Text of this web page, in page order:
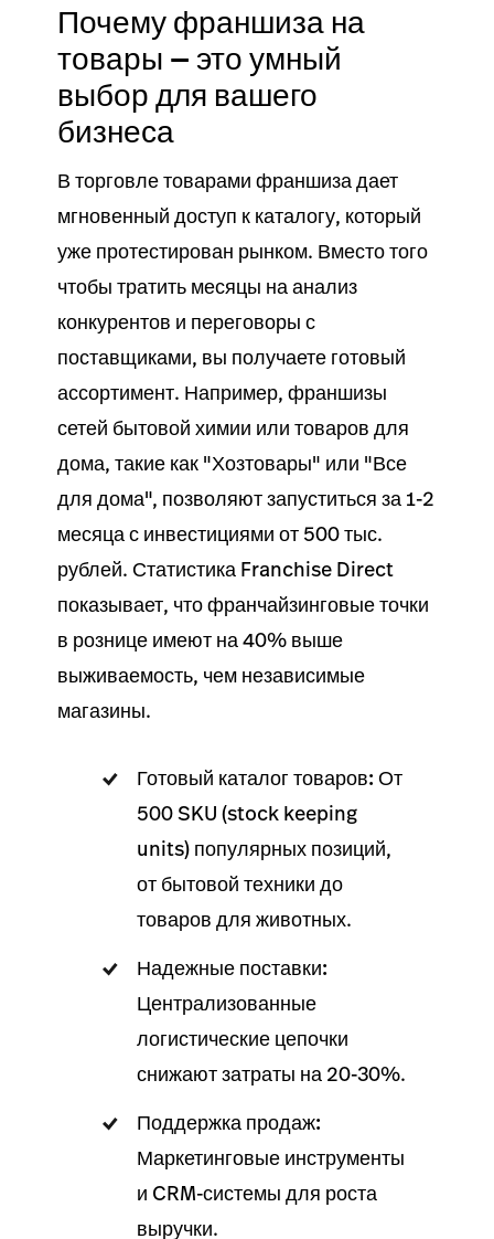
Почему франшиза на
товары — это умный
выбор для вашего
бизнеса
В торговлетоварами франшиза дает
мгновенный доступ к каталогу, который
уже протестирован рынком. Вместо того
чтобы тратить месяцы на анализ
конкурентов и переговоры с
поставщиками, вы получаете готовый
ассортимент. Например, франшизы
сетей бытовой химии или товаров для
дома, такие как "Хозтовары" или "Все
для дома", позволяют запуститься за 1-2
месяца с инвестициями от 500 тыс.
рублей. Статистика Franchise Direct
показывает, что франчайзинговые точки
в рознице имеют на 40% выше
выживаемость, чем независимые
магазины.
Готовый каталог товаров: От
500 SKU (stock keeping
units) популярных позиций,
от бытовой техники до
товаров для животных.
Надежные поставки:
Централизованные
логистические цепочки
снижают затраты на 20-30%.
Поддержка продаж:
Маркетинговые инструменты
и CRM-системы для роста
выручки.